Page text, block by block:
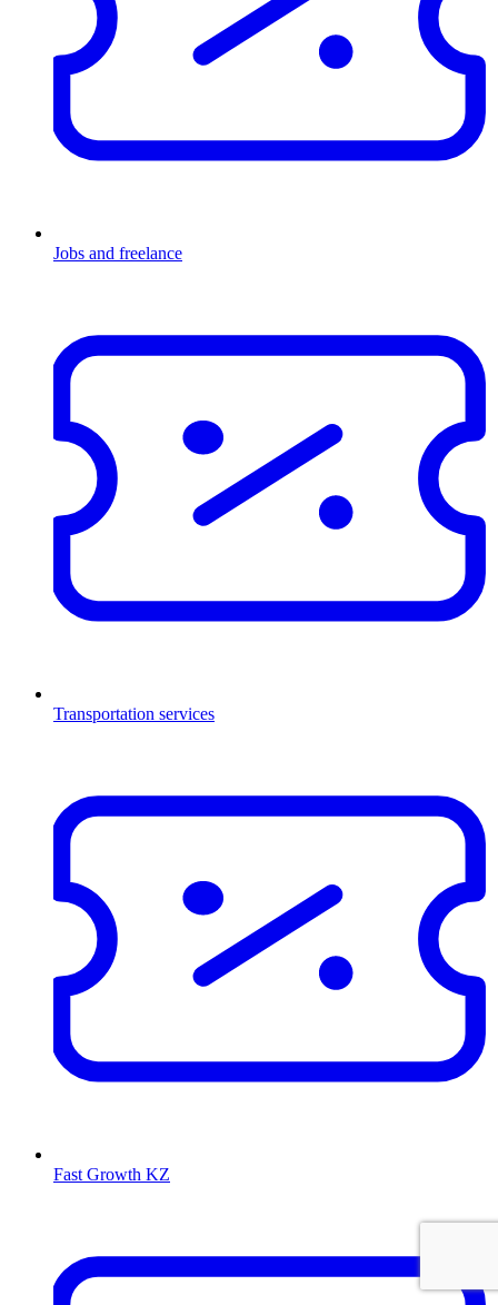
Jobs and freelance
Transportation services
Fast Growth KZ